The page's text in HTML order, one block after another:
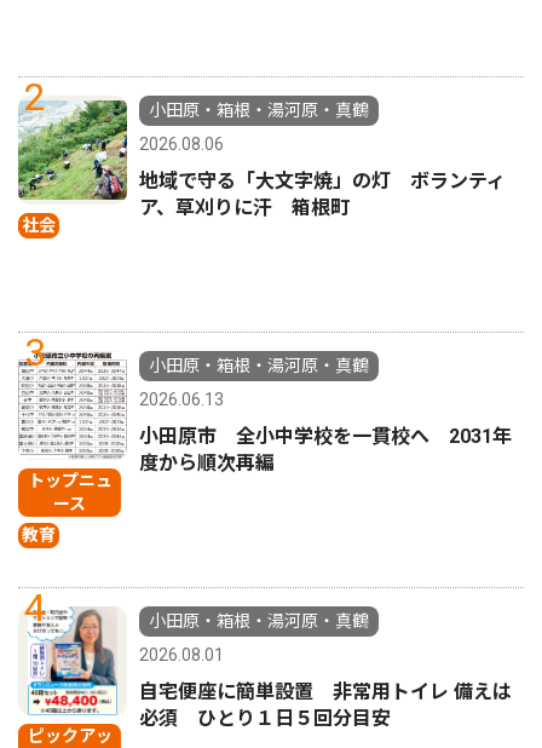
2
社会
小田原・箱根・湯河原・真鶴
2026.08.06
地域で守る「大文字焼」の灯 ボランティ
ア、草刈りに汗 箱根町
3
トップニュ
ース
教育
小田原・箱根・湯河原・真鶴
2026.06.13
小田原市 全小中学校を一貫校へ 2031年
度から順次再編
4
ピックアッ
小田原・箱根・湯河原・真鶴
2026.08.01
自宅便座に簡単設置 非常用トイレ 備えは
必須 ひとり１日５回分目安